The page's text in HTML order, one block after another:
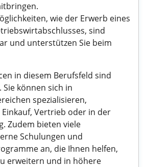
wie der Erwerb eines
sind
und unterstützen Sie beim
in diesem Berufsfeld sind
können sich in
spezialisieren,
Vertrieb oder in der
Zudem bieten viele
Schulungen und
an, die Ihnen helfen,
erweitern und in höhere